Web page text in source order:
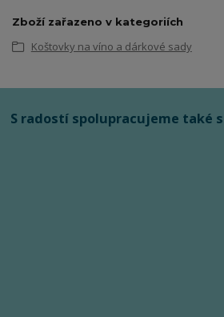
Zboží zařazeno v kategoriích
Koštovky na víno a dárkové sady
S radostí spolupracujeme také